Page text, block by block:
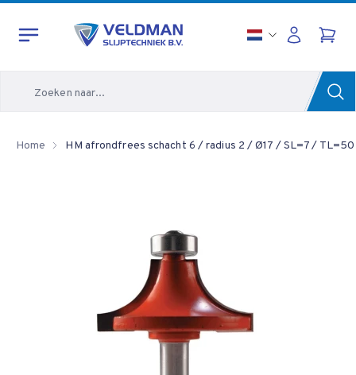
Home HM afrondfrees schacht 6 / radius 2 / Ø17 / SL=7 / TL=50